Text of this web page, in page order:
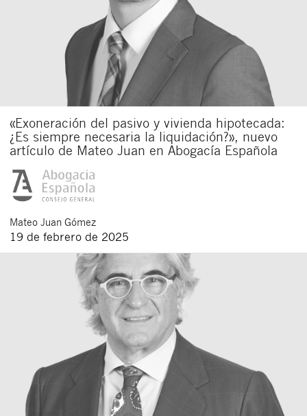
«Exoneración del pasivo y vivienda hipotecada:
¿Es siempre necesaria la liquidación?», nuevo
artículo de Mateo Juan en Abogacía Española
Mateo Juan Gómez
19 de febrero de 2025